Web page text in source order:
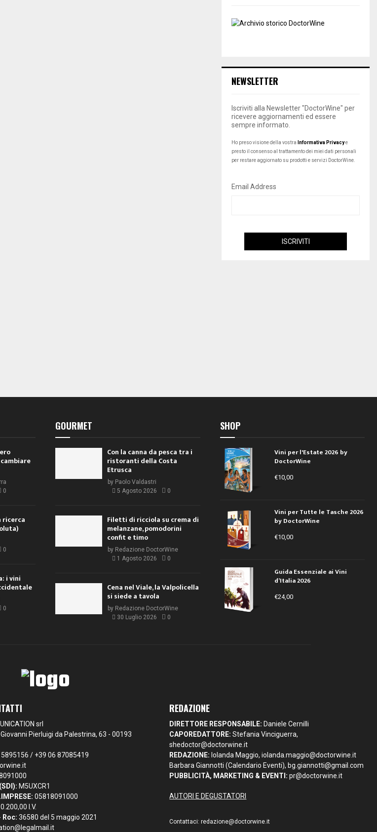
NEWSLETTER
Iscriviti alla Newsletter "DoctorWine" per
ricevere aggiornamenti ed essere
sempre informato.
Ho preso visione della vostra Informativa Privacye
presto il consenso al trattamento dei miei dati personali
per restare aggiornato su prodotti e servizi DoctorWine.
Email Address
0
ricerca
0
i vini
0
GOURMET
Con la canna da pesca tra i
ristoranti della Costa
Etrusca
by Paolo Valdastri
5 Agosto 2026
0
Filetti di ricciola su crema di
melanzane, pomodorini
confit e timo
by Redazione DoctorWine
1 Agosto 2026
0
Cena nel Viale, la Valpolicella
si siede a tavola
by Redazione DoctorWine
30 Luglio 2026
0
SHOP
Vini per l'Estate 2026 by
DoctorWine
€10,00
Vini per Tutte le Tasche 2026
by DoctorWine
€10,00
Guida Essenziale ai Vini
d’Italia 2026
€24,00
srl
Pierluigi da Palestrina, 63 - 00193
5895156 / +39 06 87085419
M5UXCR1
05818091000
I.V.
Roc: 36580 del 5 maggio 2021
REDAZIONE
DIRETTORE RESPONSABILE: Daniele Cernilli
CAPOREDATTORE: Stefania Vinciguerra,
shedoctor@doctorwine.it
REDAZIONE: Iolanda Maggio,iolanda.maggio@doctorwine.it
Barbara Giannotti (Calendario Eventi), bg.giannotti@gmail.com
PUBBLICITÀ, MARKETING & EVENTI: pr@doctorwine.it
AUTORI E DEGUSTATORI
Contattaci:redazione@doctorwine.it